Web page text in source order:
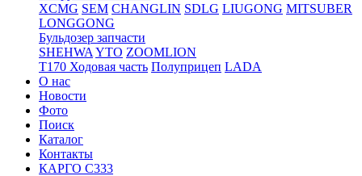
XCMG SEM CHANGLIN SDLG LIUGONG MITSUBER
LONGGONG
Бульдозер запчасти
SHEHWA YTO ZOOMLION
T170 Ходовая часть Полуприцеп LADA
О нас
Новости
Фото
Поиск
Каталог
Контакты
КАРГО С333